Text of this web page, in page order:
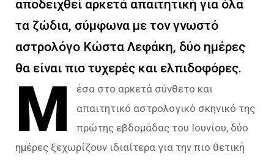
αποδειχθεί αρκετά απαιτητική για όλα
τα ζώδια, σύμφωνα με τον γνωστό
αστρολόγο Κώστα Λεφάκη, δύο ημέρες
θα είναι πιο τυχερές και ελπιδοφόρες.
Μ
έσα στο αρκετά σύνθετο και
απαιτητικό αστρολογικό σκηνικό της
πρώτης εβδομάδας του Ιουνίου, δύο
ημέρες ξεχωρίζουν ιδιαίτερα για την πιο θετική